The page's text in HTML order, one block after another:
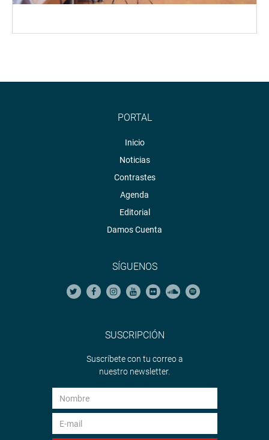
PORTAL
Inicio
Noticias
Contrastes
Agenda
Editorial
Damos Cuenta
SÍGUENOS
SUSCRIPCIÓN
Suscríbete con tu correo a
nuestro newsletter.